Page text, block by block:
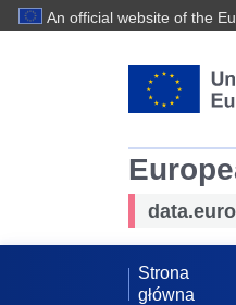
An official website of the
Strona
główna